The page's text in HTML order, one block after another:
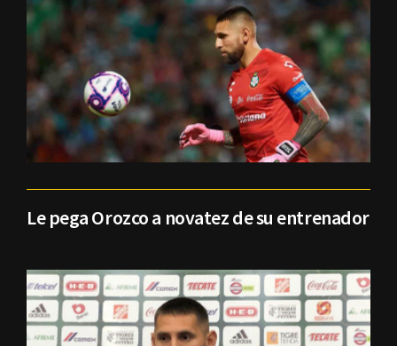
Le pega Orozco a novatez de su entrenador